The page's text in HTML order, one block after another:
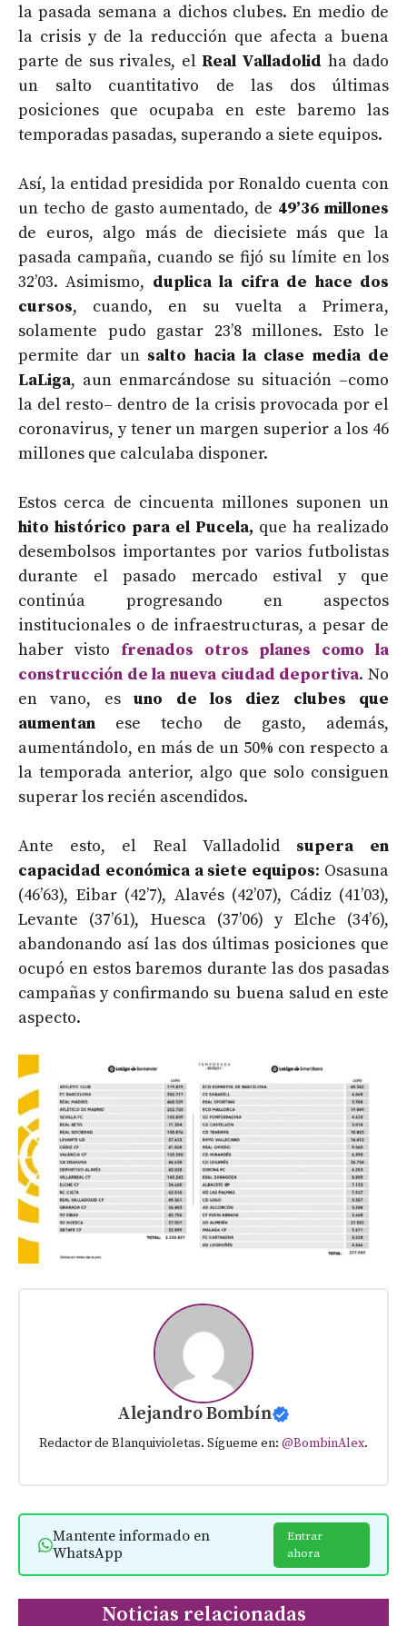
la pasada semana a dichos clubes. En medio de
la crisis y de la reducción que afecta a buena
parte de sus rivales, el Real Valladolid ha dado
un salto cuantitativo de las dos últimas
posiciones que ocupaba en este baremo las
temporadas pasadas, superando a siete equipos.
Así, la entidad presidida por Ronaldo cuenta con
un techo de gasto aumentado, de 49’36 millones
de euros, algo más de diecisiete más que la
pasada campaña, cuando se fijó su límite en los
32’03. Asimismo, duplica la cifra de hace dos
cursos, cuando, en su vuelta a Primera,
solamente pudo gastar 23’8 millones. Esto le
permite dar un salto hacia la clase media de
LaLiga, aun enmarcándose su situación –como
la del resto– dentro de la crisis provocada por el
coronavirus, y tener un margen superior a los 46
millones que calculaba disponer.
Estos cerca de cincuenta millones suponen un
hito histórico para el Pucela, que ha realizado
desembolsos importantes por varios futbolistas
durante el pasado mercado estival y que
continúa progresando en aspectos
institucionales o de infraestructuras, a pesar de
haber visto frenados otros planes como la
construcción de la nueva ciudad deportiva. No
en vano, esuno de los diez clubes que
aumentan ese techo de gasto, además,
aumentándolo, en más de un 50% con respecto a
la temporada anterior, algo que solo consiguen
superar los recién ascendidos.
Ante esto, el Real Valladolid supera en
capacidad económica a siete equipos: Osasuna
(46’63), Eibar (42’7), Alavés (42’07), Cádiz (41’03),
Levante (37’61), Huesca (37’06) y Elche (34’6),
abandonando así las dos últimas posiciones que
ocupó en estos baremos durante las dos pasadas
campañas y confirmando su buena salud en este
aspecto.
Alejandro Bombín
Redactor de Blanquivioletas. Sígueme en: @BombinAlex.
Mantente informado en
WhatsApp
Entrar
ahora
Noticias relacionadas